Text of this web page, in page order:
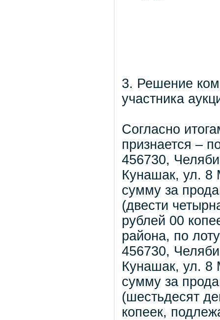
3. Решение
участника
Согласно
признается –
456730,
Кунашак, ул. 8
сумму за
(двести
рублей 00
района, по
456730,
Кунашак, ул. 8
сумму за
(шестьдесят
копеек,